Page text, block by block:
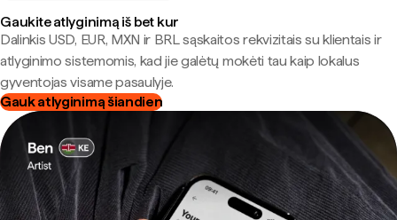
Gaukite atlyginimą iš bet kur
Dalinkis USD, EUR, MXN ir BRL sąskaitos rekvizitais su klientais ir
atlyginimo sistemomis, kad jie galėtų mokėti tau kaip lokalus
gyventojas visame pasaulyje.
Gauk atlyginimą šiandien